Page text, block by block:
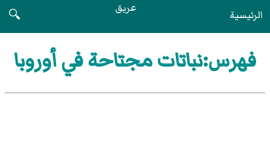
الرئيسية عريق
🔍
فهرس:نباتات مجتاحة في أوروبا